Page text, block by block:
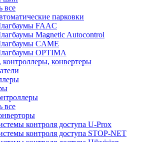
все
парковки
FAAC
Magnetic Autocontrol
CAME
OPTIMA
конвертеры
все
контроля доступа U-Prox
контроля доступа STOP-NET